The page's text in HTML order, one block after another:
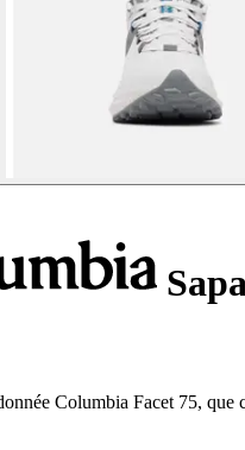
Columbia Facet 75,